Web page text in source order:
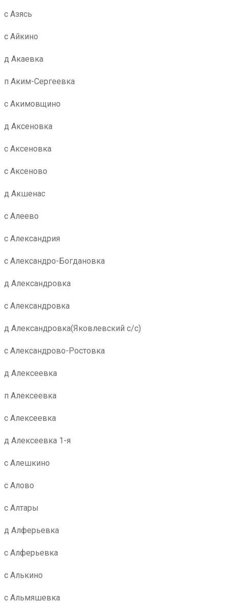
с Азясь
с Айкино
д Акаевка
п Аким-Сергеевка
с Акимовщино
д Аксеновка
с Аксеновка
с Аксеново
д Акшенас
с Алеево
с Александрия
с Александро-Богдановка
д Александровка
с Александровка
д Александровка(Яковлевский с/с)
с Александрово-Ростовка
д Алексеевка
п Алексеевка
с Алексеевка
д Алексеевка 1-я
с Алешкино
с Алово
с Алтары
д Алферьевка
с Алферьевка
с Алькино
с Альмяшевка